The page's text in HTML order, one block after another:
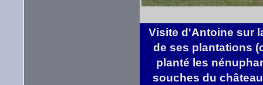
Visite d'Antoine sur
de ses plantations
planté les
souches du